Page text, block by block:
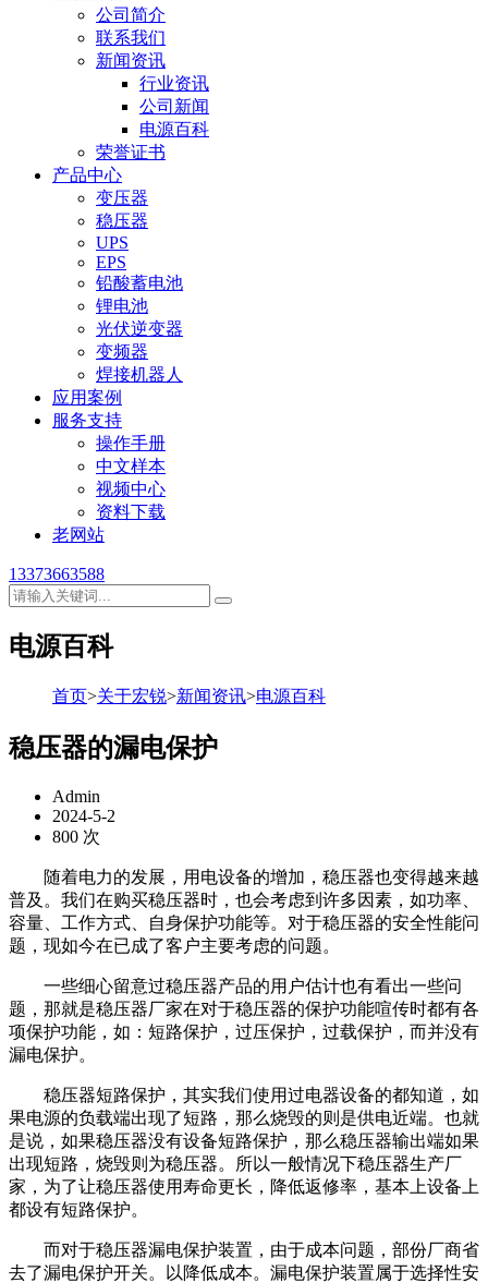
公司简介
联系我们
新闻资讯
行业资讯
公司新闻
电源百科
荣誉证书
产品中心
变压器
稳压器
UPS
EPS
铅酸蓄电池
锂电池
光伏逆变器
变频器
焊接机器人
应用案例
服务支持
操作手册
中文样本
视频中心
资料下载
老网站
13373663588
电源百科
首页>关于宏锐>新闻资讯>电源百科
稳压器的漏电保护
Admin
2024-5-2
800 次
随着电力的发展，用电设备的增加，稳压器也变得越来越
普及。我们在购买稳压器时，也会考虑到许多因素，如功率、
容量、工作方式、自身保护功能等。对于稳压器的安全性能问
题，现如今在已成了客户主要考虑的问题。
一些细心留意过稳压器产品的用户估计也有看出一些问
题，那就是稳压器厂家在对于稳压器的保护功能喧传时都有各
项保护功能，如：短路保护，过压保护，过载保护，而并没有
漏电保护。
稳压器短路保护，其实我们使用过电器设备的都知道，如
果电源的负载端出现了短路，那么烧毁的则是供电近端。也就
是说，如果稳压器没有设备短路保护，那么稳压器输出端如果
出现短路，烧毁则为稳压器。所以一般情况下稳压器生产厂
家，为了让稳压器使用寿命更长，降低返修率，基本上设备上
都设有短路保护。
而对于稳压器漏电保护装置，由于成本问题，部份厂商省
去了漏电保护开关。以降低成本。漏电保护装置属于选择性安